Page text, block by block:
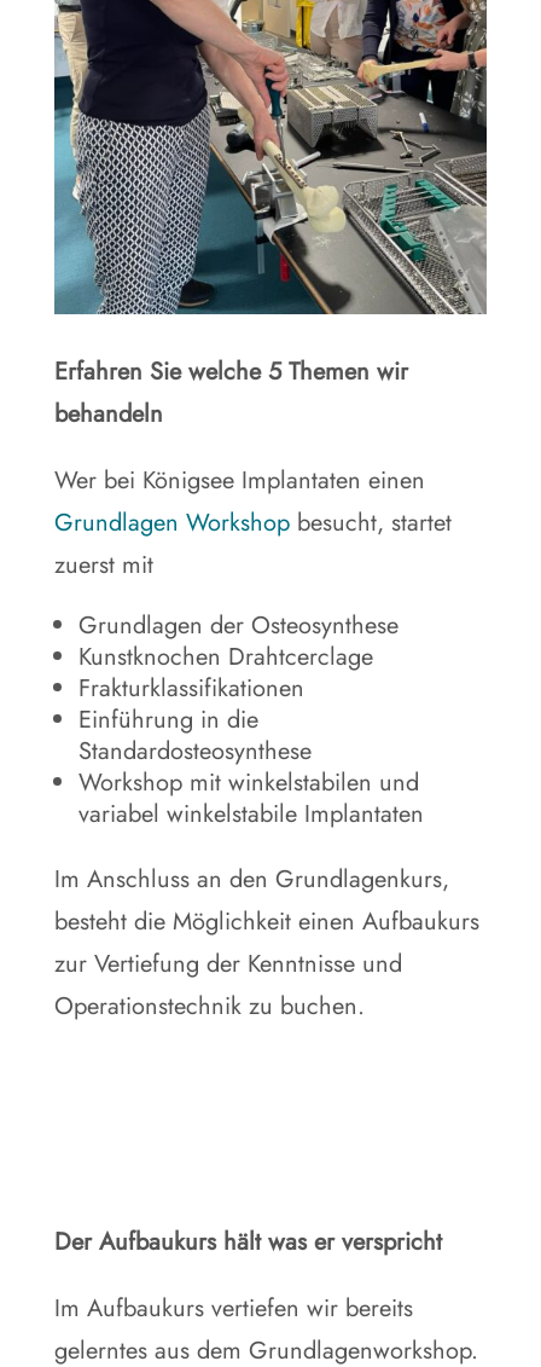
Erfahren Sie welche 5 Themen wir
behandeln
Wer bei Königsee Implantaten einen
Grundlagen Workshopbesucht, startet
zuerst mit
Grundlagen der Osteosynthese
Kunstknochen Drahtcerclage
Frakturklassifikationen
Einführung in die
Standardosteosynthese
Workshop mit winkelstabilen und
variabel winkelstabile Implantaten
Im Anschluss an den Grundlagenkurs,
besteht die Möglichkeit einen Aufbaukurs
zur Vertiefung der Kenntnisse und
Operationstechnik zu buchen.
Der Aufbaukurs hält was er verspricht
Im Aufbaukurs vertiefen wir bereits
gelerntes aus dem Grundlagenworkshop.